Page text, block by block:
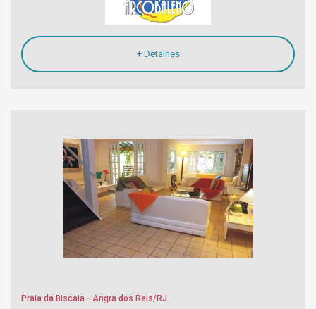
+ Detalhes
Praia da Biscaia - Angra dos Reis/RJ